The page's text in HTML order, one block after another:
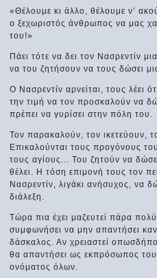
«Θέλουμε κι άλλο, θέλουμε ν’
ο ξεχωριστός άνθρωπος να μας
του!»
Πάει τότε να δει τον Νασρεντίν
να του ζητήσουν να τους δώσει
Ο Νασρεντίν αρνείται, τους λέει
την τιμή να τον προσκαλούν να
πρέπει να γυρίσει στην πόλη του.
Τον παρακαλούν, τον ικετεύουν,
Επικαλούνται τους προγόνους
τους αγίους... Του ζητούν να
θέλει. Η τόση επιμονή τους τον
Νασρεντίν, λιγάκι ανήσυχος, να
διάλεξη.
Τώρα πια έχει μαζευτεί πάρα
συμφωνήσει να μην απαντήσει
δάσκαλος. Αν χρειαστεί
θα απαντήσει ως εκπρόσωπος
ονόματος όλων.